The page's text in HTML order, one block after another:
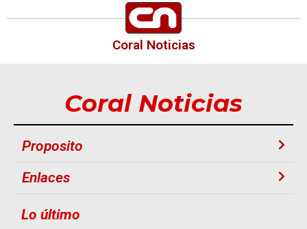
Coral Noticias
Coral Noticias
Proposito
Enlaces
Lo último